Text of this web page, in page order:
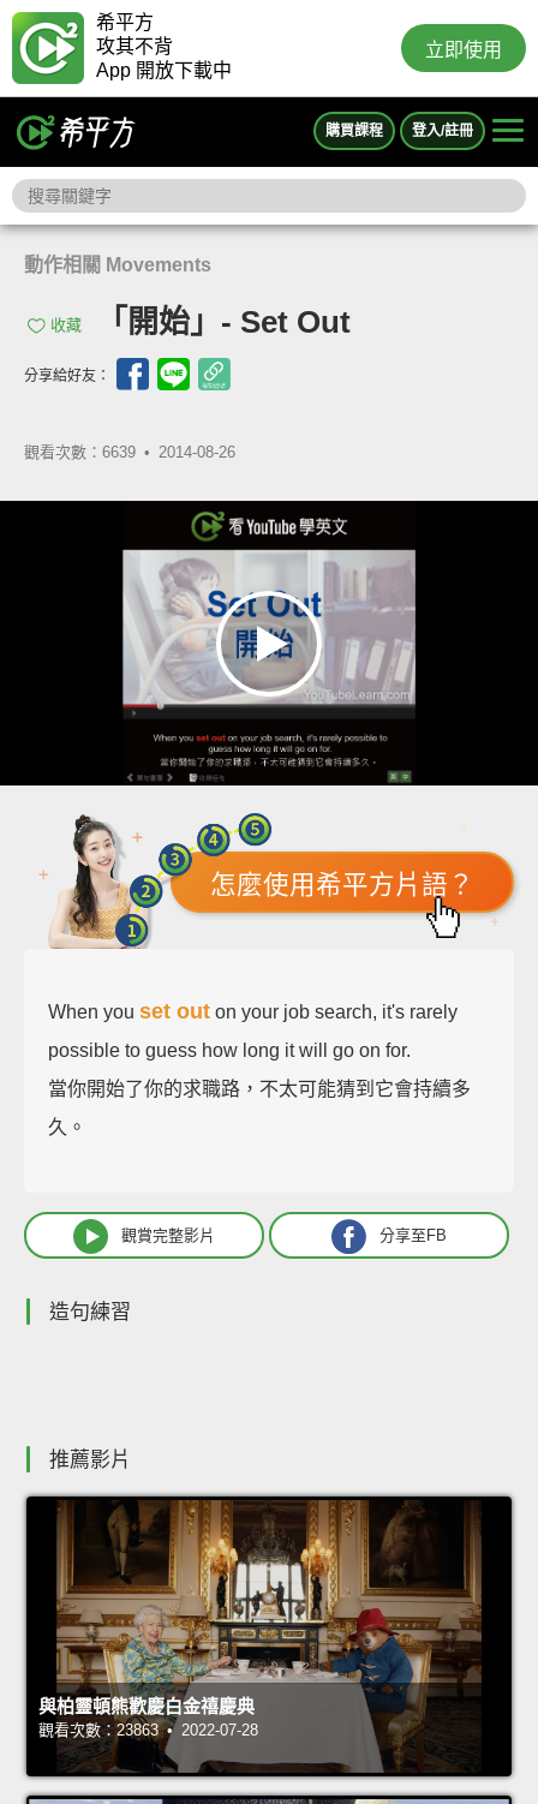
希平方
攻其不背
App 開放下載中
立即使用
購買課程 登入/註冊
動作相關 Movements
收藏 「開始」- Set Out
分享給好友：
觀看次數：6639 • 2014-08-26
怎麼使用希平方片語？
When you set out on your job search, it's rarely
possible to guess how long it will go on for.
當你開始了你的求職路，不太可能猜到它會持續多
久。
觀賞完整影片 分享至FB
造句練習
推薦影片
與柏靈頓熊歡慶白金禧慶典
觀看次數：23863 • 2022-07-28